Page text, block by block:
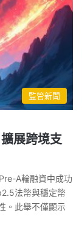
監管新聞
展跨境支
A輪融資中成功
法幣與穩定幣
。此舉不僅顯示